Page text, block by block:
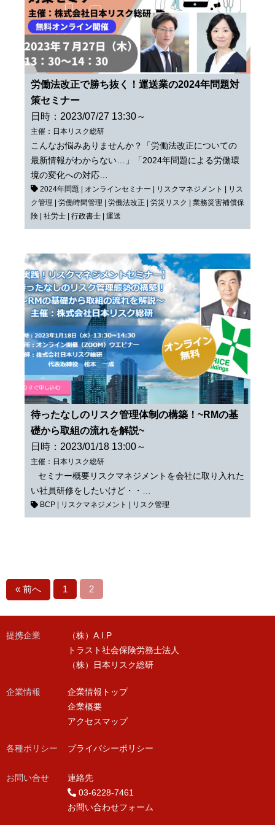
労働法改正で勝ち抜く！運送業の2024年問題対
策セミナー
日時：2023/07/27 13:30～
主催：日本リスク総研
こんなお悩みありませんか？「労働法改正についての
最新情報がわからない…」「2024年問題による労働環
境の変化への対応…
2024年問題 | オンラインセミナー | リスクマネジメント | リス
ク管理 | 労働時間管理 | 労働法改正 | 労災リスク | 業務災害補償保
険 | 社労士 | 行政書士 | 運送
待ったなしのリスク管理体制の構築！~RMの基
礎から取組の流れを解説~
日時：2023/01/18 13:00～
主催：日本リスク総研
セミナー概要リスクマネジメントを会社に取り入れた
い社員研修をしたいけど・・…
BCP リスクマネジメント リスク管理
« 前へ 1 2
提携企業
（株）A.I.P
トラスト社会保険労務士法人
（株）日本リスク総研
企業情報
企業情報トップ
企業概要
アクセスマップ
各種ポリシー
お問い合せ
プライバシーポリシー
連絡先
03-6228-7461
お問い合わせフォーム